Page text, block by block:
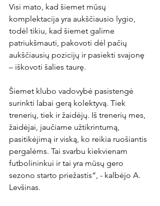
Visi mato, kad šiemet mūsų
komplektacija yra aukščiausio lygio,
todėl tikiu, kad šiemet galime
patriukšmauti, pakovoti dėl pačių
aukščiausių pozicijų ir pasiekti svajonę
– iškovoti šalies taurę.
Šiemet klubo vadovybė pasistengė
surinkti labai gerą kolektyvą. Tiek
trenerių, tiek ir žaidėjų. Iš trenerių mes,
žaidėjai, jaučiame užtikrintumą,
pasitikėjimą ir viską, ko reikia ruošiantis
pergalėms. Tai svarbu kiekvienam
futbolininkui ir tai yra mūsų gero
sezono starto priežastis“, - kalbėjo A.
Levšinas.